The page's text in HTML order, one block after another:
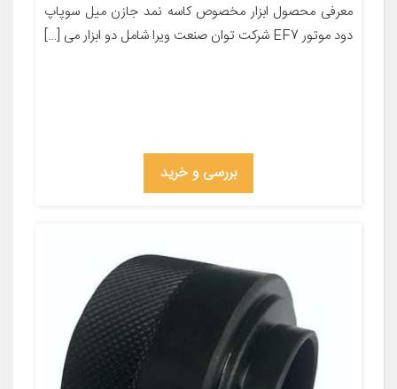
معرفی محصول ابزار مخصوص کاسه نمد جازن میل سوپاپ
دود موتور EF7 شرکت توان صنعت ویرا شامل دو ابزار می […]
بررسی و خرید